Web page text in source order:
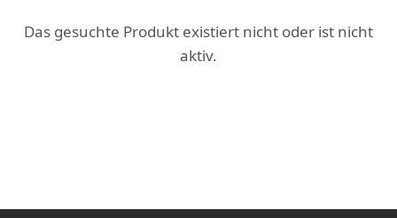
Das gesuchte Produkt existiert nicht oder ist nicht
aktiv.